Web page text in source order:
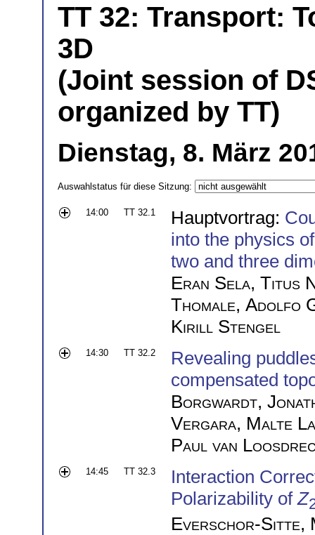
TT 32: Transport:
3D
(Joint session of
organized by TT)
Dienstag, 8. März
Auswahlstatus für diese Sitzung:
14:00 TT 32.1 Hauptvortrag:
into the physics
two and three
Eran Sela, Titus
Thomale, Adolfo
Kirill Stengel
14:30 TT 32.2
Revealing
compensated
Borgwardt,
Vergara, Malte
Paul van
14:45 TT 32.3
Interaction
Polarizability ofZ
Everschor-Sitte,